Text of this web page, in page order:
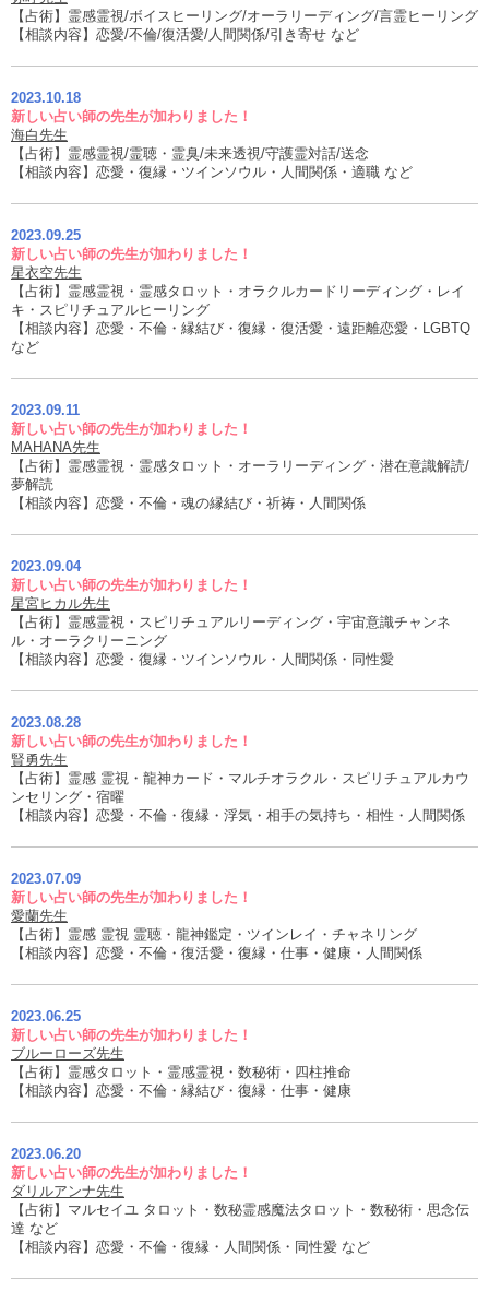
【占術】霊感霊視/ボイスヒーリング/オーラリーディング/言霊ヒーリング
【相談内容】恋愛/不倫/復活愛/人間関係/引き寄せ など
2023.10.18
新しい占い師の先生が加わりました！
海白先生
【占術】霊感霊視/霊聴・霊臭/未来透視/守護霊対話/送念
【相談内容】恋愛・復縁・ツインソウル・人間関係・適職 など
2023.09.25
新しい占い師の先生が加わりました！
星衣空先生
【占術】霊感霊視・霊感タロット・オラクルカードリーディング・レイ
キ・スピリチュアルヒーリング
【相談内容】恋愛・不倫・縁結び・復縁・復活愛・遠距離恋愛・LGBTQ
など
2023.09.11
新しい占い師の先生が加わりました！
MAHANA先生
【占術】霊感霊視・霊感タロット・オーラリーディング・潜在意識解読/
夢解読
【相談内容】恋愛・不倫・魂の縁結び・祈祷・人間関係
2023.09.04
新しい占い師の先生が加わりました！
星宮ヒカル先生
【占術】霊感霊視・スピリチュアルリーディング・宇宙意識チャンネ
ル・オーラクリーニング
【相談内容】恋愛・復縁・ツインソウル・人間関係・同性愛
2023.08.28
新しい占い師の先生が加わりました！
賢勇先生
【占術】霊感 霊視・龍神カード・マルチオラクル・スピリチュアルカウ
ンセリング・宿曜
【相談内容】恋愛・不倫・復縁・浮気・相手の気持ち・相性・人間関係
2023.07.09
新しい占い師の先生が加わりました！
愛蘭先生
【占術】霊感 霊視 霊聴・龍神鑑定・ツインレイ・チャネリング
【相談内容】恋愛・不倫・復活愛・復縁・仕事・健康・人間関係
2023.06.25
新しい占い師の先生が加わりました！
ブルーローズ先生
【占術】霊感タロット・霊感霊視・数秘術・四柱推命
【相談内容】恋愛・不倫・縁結び・復縁・仕事・健康
2023.06.20
新しい占い師の先生が加わりました！
ダリルアンナ先生
【占術】マルセイユ タロット・数秘霊感魔法タロット・数秘術・思念伝
達 など
【相談内容】恋愛・不倫・復縁・人間関係・同性愛 など